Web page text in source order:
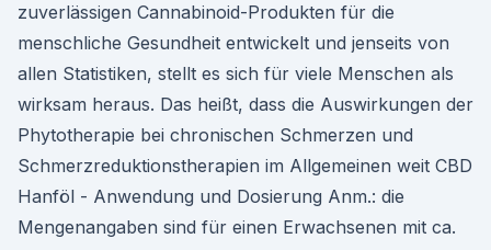
zuverlässigen Cannabinoid-Produkten für die
menschliche Gesundheit entwickelt und jenseits von
allen Statistiken, stellt es sich für viele Menschen als
wirksam heraus. Das heißt, dass die Auswirkungen der
Phytotherapie bei chronischen Schmerzen und
Schmerzreduktionstherapien im Allgemeinen weit CBD
Hanföl - Anwendung und Dosierung Anm.: die
Mengenangaben sind für einen Erwachsenen mit ca.